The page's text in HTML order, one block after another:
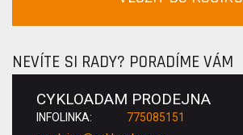
NEVÍTE SI RADY? PORADÍME VÁM
CYKLOADAM PRODEJNA
INFOLINKA: 775085151